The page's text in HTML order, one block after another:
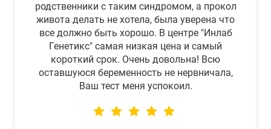
родственники с таким синдромом, а прокол
живота делать не хотела, была уверена что
все должно быть хорошо. В центре "Инлаб
Генетикс" самая низкая цена и самый
короткий срок. Очень довольна! Всю
оставшуюся беременность не нервничала,
Ваш тест меня успокоил.